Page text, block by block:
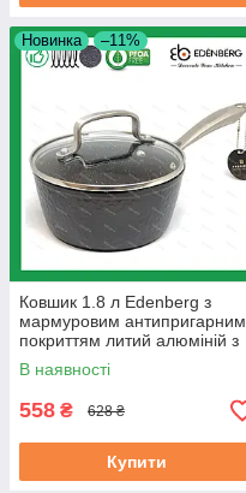
Новинка –11%
Ковшик 1.8 л Edenberg з
мармуровим антипригарним
покриттям литий алюміній з
кришкою 18 см (EB-3674)
В наявності
558 ₴ 628 ₴
Купити